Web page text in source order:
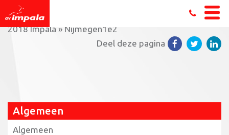
Home»Terugblik: Teamcompetities Triathlon seizoen
2018 Impala » Nijmegen1e2
Deel deze pagina
Algemeen
Algemeen